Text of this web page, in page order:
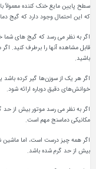
سطح پایین مایع خنک کننده معمولاً
که این احتمال وجود دارد که گیج
اگر به نظر می رسد که گیج های شما
قابل مشاهده آنها را برطرف کنید.
باشید.
اگر هر یک از سوزن‌ها گیر کرده باشد
خوانش‌های دقیق دوباره ارائه شود.
اگر به نظر می رسد موتور بیش از حد
مکانیکی دماسنج مهم است.
اگر همه چیز درست است، اما ماشین
بیش از حد گرم شده باشد.